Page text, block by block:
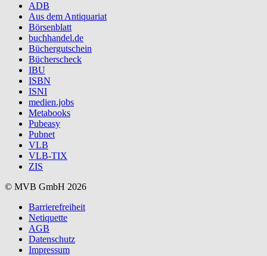
ADB
Aus dem Antiquariat
Börsenblatt
buchhandel.de
Büchergutschein
Bücherscheck
IBU
ISBN
ISNI
medien.jobs
Metabooks
Pubeasy
Pubnet
VLB
VLB-TIX
ZIS
© MVB GmbH 2026
Barrierefreiheit
Netiquette
AGB
Datenschutz
Impressum